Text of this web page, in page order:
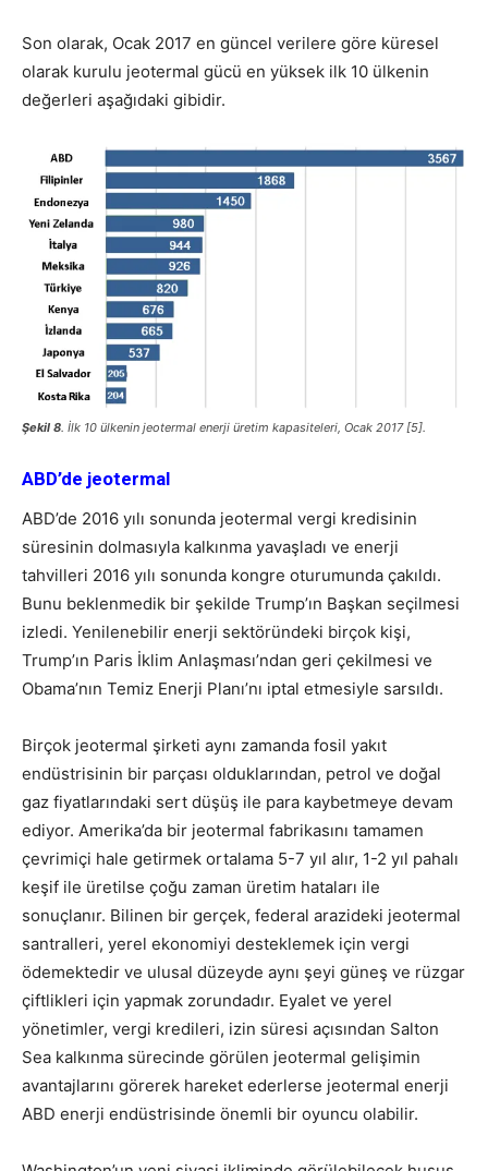
Son olarak, Ocak 2017 en güncel verilere göre küresel
olarak kurulu jeotermal gücü en yüksek ilk 10 ülkenin
değerleri aşağıdaki gibidir.
Şekil 8. İlk 10 ülkenin jeotermal enerji üretim kapasiteleri, Ocak 2017 [5].
ABD’de jeotermal
ABD’de 2016 yılı sonunda jeotermal vergi kredisinin
süresinin dolmasıyla kalkınma yavaşladı ve enerji
tahvilleri 2016 yılı sonunda kongre oturumunda çakıldı.
Bunu beklenmedik bir şekilde Trump’ın Başkan seçilmesi
izledi. Yenilenebilir enerji sektöründeki birçok kişi,
Trump’ın Paris İklim Anlaşması’ndan geri çekilmesi ve
Obama’nın Temiz Enerji Planı’nı iptal etmesiyle sarsıldı.
Birçok jeotermal şirketi aynı zamanda fosil yakıt
endüstrisinin bir parçası olduklarından, petrol ve doğal
gaz fiyatlarındaki sert düşüş ile para kaybetmeye devam
ediyor. Amerika’da bir jeotermal fabrikasını tamamen
çevrimiçi hale getirmek ortalama 5-7 yıl alır, 1-2 yıl pahalı
keşif ile üretilse çoğu zaman üretim hataları ile
sonuçlanır. Bilinen bir gerçek, federal arazideki jeotermal
santralleri, yerel ekonomiyi desteklemek için vergi
ödemektedir ve ulusal düzeyde aynı şeyi güneş ve rüzgar
çiftlikleri için yapmak zorundadır. Eyalet ve yerel
yönetimler, vergi kredileri, izin süresi açısından Salton
Sea kalkınma sürecinde görülen jeotermal gelişimin
avantajlarını görerek hareket ederlerse jeotermal enerji
ABD enerji endüstrisinde önemli bir oyuncu olabilir.